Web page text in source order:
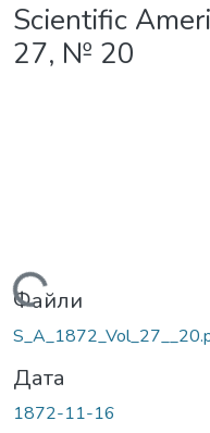
Scientific
27, № 20
Вантажиться...
Файли
Дата
1872-11-16